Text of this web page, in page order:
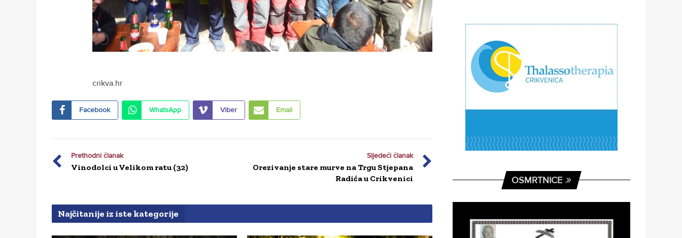
crikva.hr
Facebook WhatsApp Viber Email
Prethodni članak
Vinodolci u Velikom ratu (32)
Sljedeći članak
Orezivanje stare murve na Trgu Stjepana
Radića u Crikvenici
Najčitanije iz iste kategorije
OSMRTNICE